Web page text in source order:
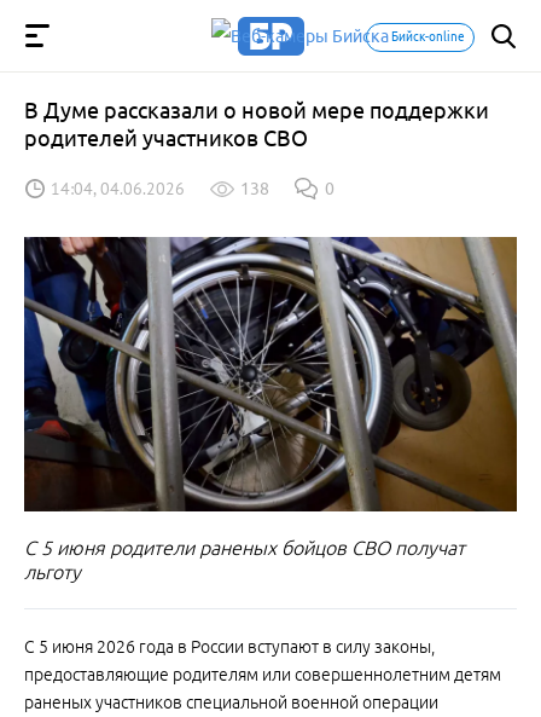
Бийск-online
В Думе рассказали о новой мере поддержки
родителей участников СВО
14:04, 04.06.2026 138 0
С 5 июня родители раненых бойцов СВО получат
льготу
С 5 июня 2026 года в России вступают в силу законы,
предоставляющие родителям или совершеннолетним детям
раненых участников специальной военной операции